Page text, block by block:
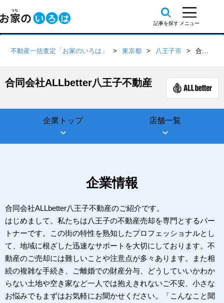
不動産一括査定「お家のいろは」 東京都 八王子市 合同会社ALLbetter八王子不動産
合同会社ALLbetter八王子不動産
企業トップ 店舗一覧
企業情報
合同会社ALLbetter八王子不動産のご紹介です。
はじめまして。私たちは八王子の不動産売却を専門とするパー
トナーです。この街の特性を熟知したプロフェッショナルとし
て、地域に根ざした迅速なサポートを大切にしております。不
動産のご売却には難しいことや注意点が多々あります。また相
続の複雑な手続き、ご離婚での財産分与、どうしていいかわか
らない土地や空き家など一人では抱えきれないご不安、小さな
お悩みでもまずはお気軽にお聞かせください。「こんなこと聞